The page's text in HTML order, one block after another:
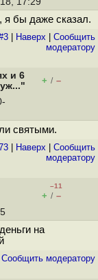
я бы даже сказал.
Наверх
Cообщить
модератору
и 6
+ / –
святыми.
Наверх
Cообщить
модератору
–11
+ / –
на
Cообщить модератору